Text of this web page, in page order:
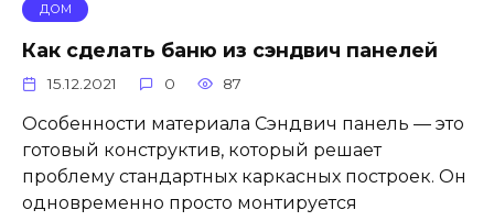
ДОМ
Как сделать баню из сэндвич панелей
15.12.2021 0 87
Особенности материала Сэндвич панель — это
готовый конструктив, который решает
проблему стандартных каркасных построек. Он
одновременно просто монтируется